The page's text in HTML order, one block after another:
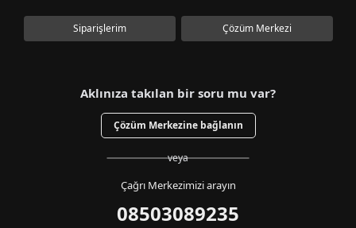
Siparişlerim Çözüm Merkezi
Aklınıza takılan bir soru mu var?
Çözüm Merkezine bağlanın
veya
Çağrı Merkezimizi arayın
08503089235